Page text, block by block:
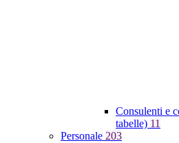
Consulenti e
tabelle) 11
Personale 203